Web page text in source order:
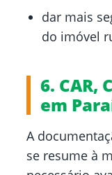
dar mais
do imóvel
6. CAR,
em
A
se resume à